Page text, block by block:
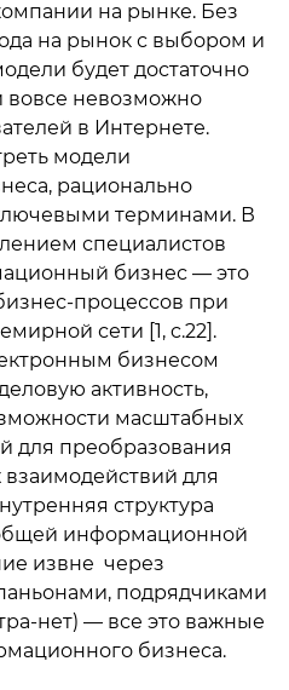
на рынке. Без
на рынок с выбором и
будет достаточно
вовсе невозможно
в Интернете.
модели
рационально
терминами. В
специалистов
бизнес — это
процессов при
сети [1, c.22].
бизнесом
активность,
масштабных
для преобразования
для
структура
информационной
извне через
подрядчиками
нет) — все это важные
бизнеса.